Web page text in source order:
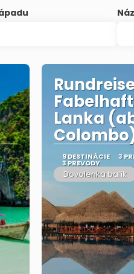
Lanka
9 DESTINÁCIE 3
3 PREVODY
Dovolenka balík